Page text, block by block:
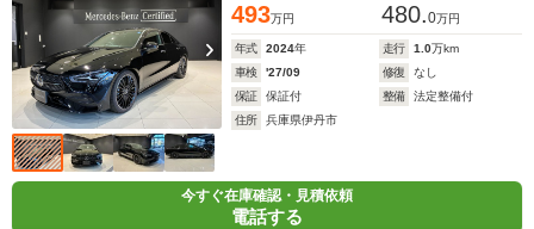
493万円 480.0万円
年式 2024年 走行 1.0万km
車検
'27/09 修復
なし
保証
保証付 整備
法定整備付
住所
兵庫県伊丹市
今すぐ在庫確認・見積依頼
電話する